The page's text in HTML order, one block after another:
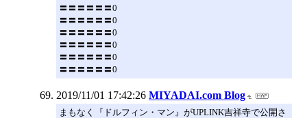
〓〓〓〓〓〓0
〓〓〓〓〓〓0
〓〓〓〓〓〓0
〓〓〓〓〓〓0
〓〓〓〓〓〓0
〓〓〓〓〓〓0
2019/11/01 17:42:26 MIYADAI.com Blog
まもなく『ドルフィン・マン』がUPLINK吉祥寺で公開さ